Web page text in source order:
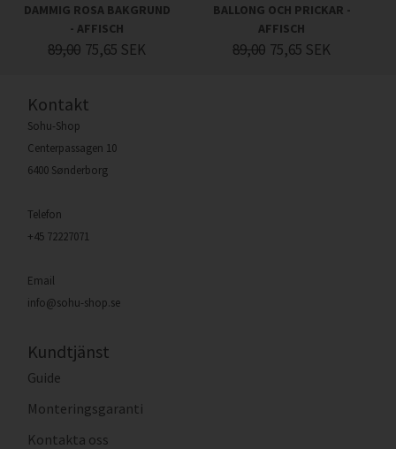
DAMMIG ROSA BAKGRUND
- AFFISCH
89,00 75,65 SEK
BALLONG OCH PRICKAR -
AFFISCH
89,00 75,65 SEK
Kontakt
Sohu-Shop
Centerpassagen 10
6400 Sønderborg
Telefon
+45 72227071
Email
info@sohu-shop.se
Kundtjänst
Guide
Monteringsgaranti
Kontakta oss